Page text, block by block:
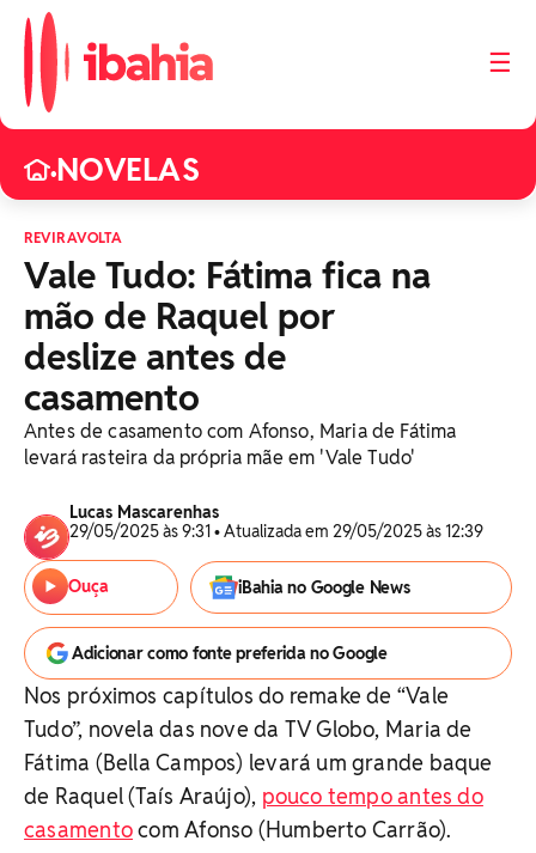
☰
•NOVELAS
REVIRAVOLTA
Vale Tudo: Fátima fica na
mão de Raquel por
deslize antes de
casamento
Antes de casamento com Afonso, Maria de Fátima
levará rasteira da própria mãe em 'Vale Tudo'
Lucas Mascarenhas
29/05/2025 às 9:31 • Atualizada em 29/05/2025 às 12:39
Ouça iBahia no Google News
Adicionar como fonte preferida no Google
Nos próximos capítulos do remake de “Vale
Tudo”, novela das nove da TV Globo, Maria de
Fátima (Bella Campos) levará um grande baque
de Raquel (Taís Araújo), pouco tempo antes do
casamentocom Afonso (Humberto Carrão).